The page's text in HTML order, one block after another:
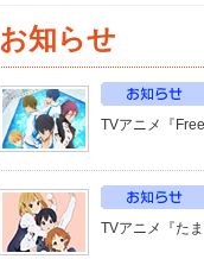
お知らせ
TVアニメ『
TVアニメ『た